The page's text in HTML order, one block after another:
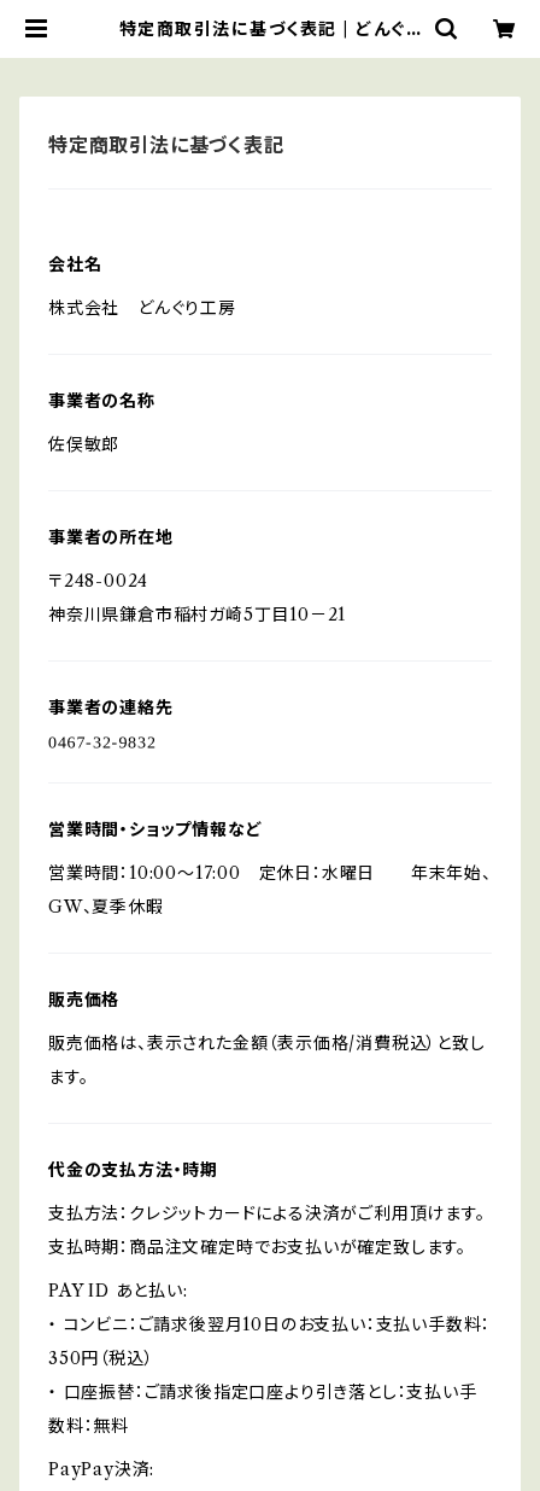
特定商取引法に基づく表記 | どんぐり
特定商取引法に基づく表記
会社名
株式会社 どんぐり工房
事業者の名称
佐俣敏郎
事業者の所在地
〒248-0024
神奈川県鎌倉市稲村ガ崎5丁目10－21
事業者の連絡先
営業時間・ショップ情報など
営業時間：10:00～17:00 定休日：水曜日 年末年始、
GW、夏季休暇
販売価格
販売価格は、表示された金額（表示価格/消費税込）と致し
ます。
代金の支払方法・時期
支払方法：クレジットカードによる決済がご利用頂けます。
支払時期：商品注文確定時でお支払いが確定致します。
PAY ID あと払い:
・ コンビニ：ご請求後翌月10日のお支払い：支払い手数料：
350円（税込）
・ 口座振替：ご請求後指定口座より引き落とし：支払い手
数料：無料
PayPay決済: